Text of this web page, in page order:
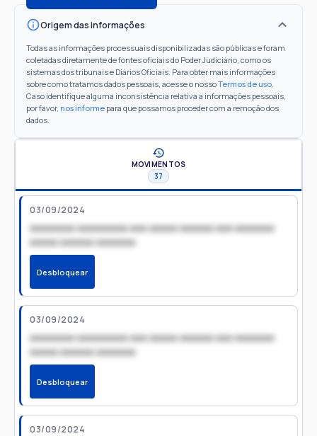
Origem das informações
Todas as informações processuais disponibilizadas são públicas e foram
coletadas diretamente de fontes oficiais do Poder Judiciário, como os
sistemas dos tribunais e Diários Oficiais. Para obter mais informações
sobre como tratamos dados pessoais, acesse o nossoTermos de uso.
Caso identifique alguma inconsistência relativa a informações pessoais,
por favor, nos informe para que possamos proceder com a remoção dos
dados.
MOVIMENTOS
37
03/09/2024
xxxxxxxx xxxxxxxxx xxx xxxxx xxxxxx xxx xxxxxxx
xxxxx xxxxxx xxxxxxx
Desbloquear
03/09/2024
xxxxxxxx xxxxxxxxx xxx xxxxx xxxxxx xxx xxxxxxx
xxxxx xxxxxx xxxxxxx
Desbloquear
03/09/2024